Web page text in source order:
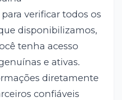
verificar todos os
disponibilizamos,
tenha acesso
e ativas.
diretamente
confiáveis